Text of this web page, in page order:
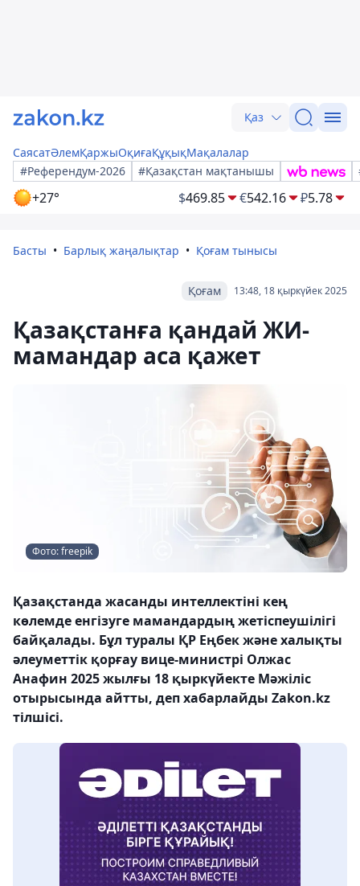
Қаз
СаясатӘлемҚаржыОқиғаҚұқықМақалалар
#Референдум-2026
#Қазақстан мақтанышы
+27° $469.85 €542.16 ₽5.78
Басты Барлық жаңалықтар Қоғам тынысы
13:48, 18 қыркүйек 2025
Қоғам
Қазақстанға қандай ЖИ-
мамандар аса қажет
Фото: freepik
Қазақстанда жасанды интеллектіні кең
көлемде енгізуге мамандардың жетіспеушілігі
байқалады. Бұл туралы ҚР Еңбек және халықты
әлеуметтік қорғау вице-министрі Олжас
Анафин 2025 жылғы 18 қыркүйекте Мәжіліс
отырысында айтты, деп хабарлайды Zakon.kz
тілшісі.